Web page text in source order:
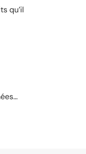
qu’il